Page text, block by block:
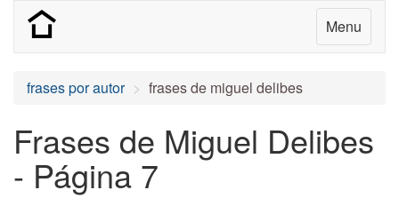
Menu
frases por autor frases de miguel delibes
Frases de Miguel Delibes
- Página 7